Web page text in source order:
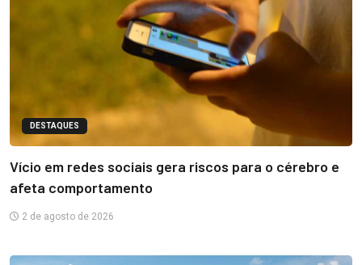
DESTAQUES
Vício em redes sociais gera riscos para o cérebro e
afeta comportamento
2 de agosto de 2026